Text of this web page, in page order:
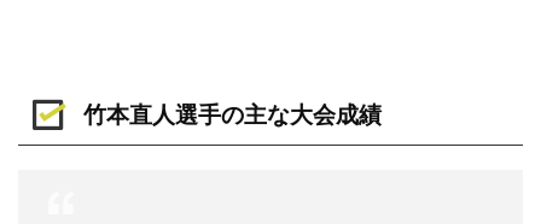
竹本直人選手の主な大会成績